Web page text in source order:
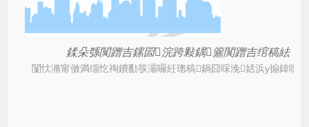
鍒朵綔闃蹭吉鏍囩浣跨敤鍝簺闃蹭吉绾稿紶